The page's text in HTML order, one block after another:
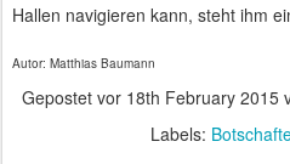
Hallen navigieren kann, steht ihm
Autor: Matthias Baumann
Gepostet vor 18th February 2015
Labels: